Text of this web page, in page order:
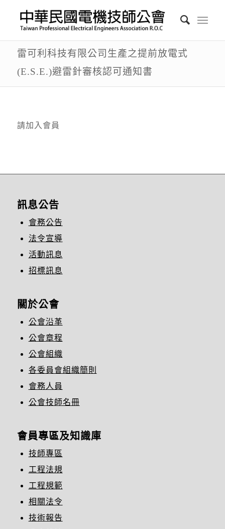
雷可利科技有限公司生產之提前放電式
(E.S.E.)避雷針審核認可通知書
請加入會員
訊息公告
會務公告
法令宣導
活動訊息
招標訊息
關於公會
公會沿革
公會章程
公會組織
各委員會組織簡則
會務人員
公會技師名冊
會員專區及知識庫
技師專區
工程法規
工程規範
相關法令
技術報告